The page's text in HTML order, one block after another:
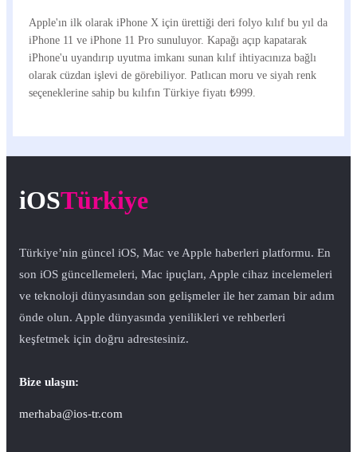
Apple'ın ilk olarak iPhone X için ürettiği deri folyo kılıf bu yıl da
iPhone 11 ve iPhone 11 Pro sunuluyor. Kapağı açıp kapatarak
iPhone'u uyandırıp uyutma imkanı sunan kılıf ihtiyacınıza bağlı
olarak cüzdan işlevi de görebiliyor. Patlıcan moru ve siyah renk
seçeneklerine sahip bu kılıfın Türkiye fiyatı ₺999.
iOSTürkiye
Türkiye’nin güncel iOS, Mac ve Apple haberleri platformu. En
son iOS güncellemeleri, Mac ipuçları, Apple cihaz incelemeleri
ve teknoloji dünyasından son gelişmeler ile her zaman bir adım
önde olun. Apple dünyasında yenilikleri ve rehberleri
keşfetmek için doğru adrestesiniz.
Bize ulaşın:
merhaba@ios-tr.com